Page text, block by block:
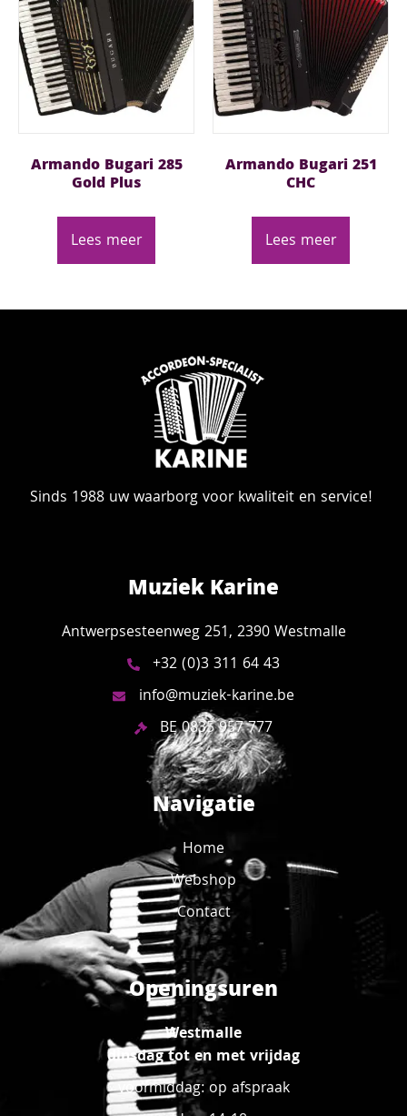
Armando Bugari 285
Gold Plus
Lees meer
Armando Bugari 251
CHC
Lees meer
Sinds 1988 uw waarborg voor kwaliteit en service!
Muziek Karine
Antwerpsesteenweg 251, 2390 Westmalle
+32 (0)3 311 64 43
info@muziek-karine.be
BE 0835 957 777
Navigatie
Home
Webshop
Contact
Openingsuren
Westmalle
dinsdag tot en met vrijdag
voormiddag: op afspraak